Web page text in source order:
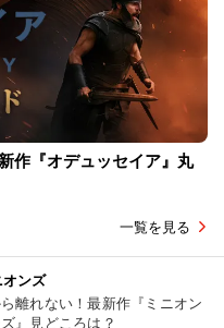
作『オデュッセイア』丸
一覧を見る
ンズ
離れない！最新作『ミニオン
』見どころは？